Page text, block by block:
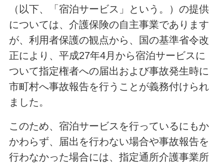
（以下、「宿泊サービス」という。）の提供
については、介護保険の自主事業であります
が、利用者保護の観点から、国の基準省令改
正により、平成27年4月から宿泊サービスに
ついて指定権者への届出および事故発生時に
市町村へ事故報告を行うことが義務付けられ
ました。
このため、宿泊サービスを行っているにもか
かわらず、届出を行わない場合や事故報告を
行わなかった場合には、指定通所介護事業所